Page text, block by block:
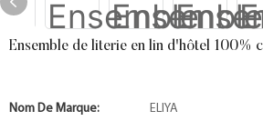
Ensemble de literie en lin d'hôtel 100%
Nom De Marque: ELIYA